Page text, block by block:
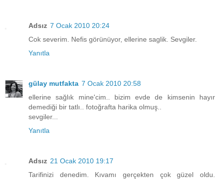
Adsız 7 Ocak 2010 20:24
Cok severim. Nefis görünüyor, ellerine saglik. Sevgiler.
Yanıtla
gülay mutfakta 7 Ocak 2010 20:58
ellerine sağlık mine'cim.. bizim evde de kimsenin hayır
demediği bir tatlı.. fotoğrafta harika olmuş..
sevgiler...
Yanıtla
Adsız 21 Ocak 2010 19:17
Tarifinizi denedim. Kıvamı gerçekten çok güzel oldu.